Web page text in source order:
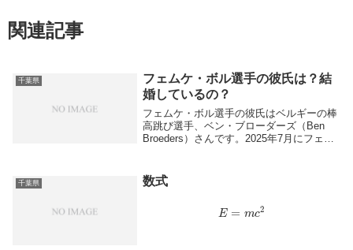
関連記事
千葉県
フェムケ・ボル選手の彼氏は？結
婚しているの？
フェムケ・ボル選手の彼氏はベルギーの棒
高跳び選手、ベン・ブローダーズ（Ben
Broeders）さんです。2025年7月にフェム
ます。お二人は陸上界のビッグカップ...
千葉県
数式
E
2